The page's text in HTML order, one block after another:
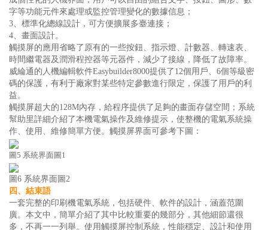
字等功能元件來處理或監控管理變化的數據信息；
3、標準化總線設計，可方便擴展多臺連接；
4、畫面設計。
觸摸屏的應用省略了原有的一些按鈕、指示燈、計數器、轉速表、
時間繼電器及潤滑程控器等元器件，減少了接線，降低了故障率。
威綸通的人機編輯軟件Easybuilder8000提供了12個用戶、6個等級密
碼的保護，有利于廠家對某些特定參數進行限定，保護了用戶的利
益。
觸摸屏超大的128M內存，給程序提供了足夠的畫面存儲空間；系統
幫助里詳細介紹了本機電氣操作及維修提示，使整機的電氣系統操
作、使用、維修簡單方便。觸摸屏界面可參考下圖：
圖5 系統界面圖1
圖6 系統界面圖2
四、結束語
一套完整的印刷機電氣系統，包括硬件、軟件的設計，涵蓋范圍
廣。本文中，簡單介紹了其中比較重要的幾部分，其他細節還很
多，不再一一列舉。使用觸摸屏控制系統，性能穩定、設計和使用